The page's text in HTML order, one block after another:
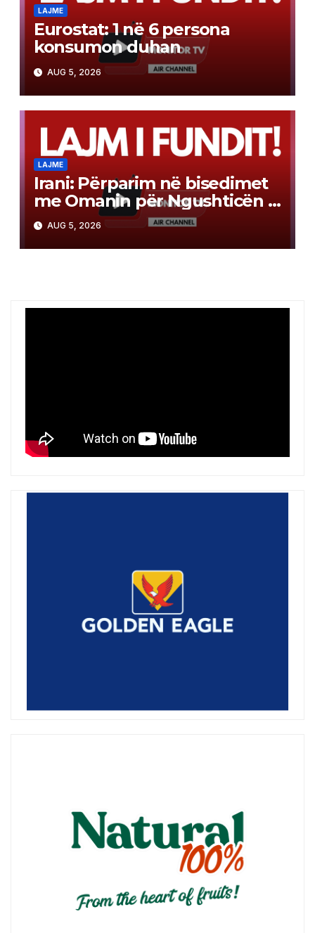
LAJME
Eurostat: 1 në 6 persona
konsumon duhan
AUG 5, 2026
LAJME
Irani: Përparim në bisedimet
me Omanin për Ngushticën e
Hormuzit
AUG 5, 2026